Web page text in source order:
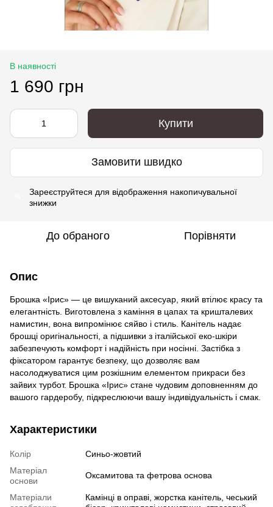
В наявності
1 690 грн
Купити
Замовити швидко
Зареєструйтеся для відображення накопичувальної
знижки
До обраного Порівняти
Опис
Брошка «Ірис» — це вишуканий аксесуар, який втілює красу та
елегантність. Виготовлена з каміння в цапах та кришталевих
намистин, вона випромінює сяйво і стиль. Канітель надає
брошці оригінальності, а підшивки з італійської еко-шкіри
забезпечують комфорт і надійність при носінні. Застібка з
фіксатором гарантує безпеку, що дозволяє вам
насолоджуватися цим розкішним елементом прикраси без
зайвих турбот. Брошка «Ірис» стане чудовим доповненням до
вашого гардеробу, підкреслюючи вашу індивідуальність і смак.
Характеристики
Колір
Синьо-жовтий
Матеріал
основи
Оксамитова та фетрова основа
Матеріали
Камінці в оправі, жорстка канітель, чеський